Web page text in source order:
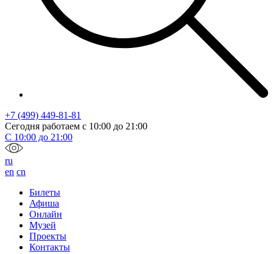
+7 (499) 449-81-81
Сегодня работаем с 10:00 до 21:00
С 10:00 до 21:00
ru
en cn
Билеты
Афиша
Онлайн
Музей
Проекты
Контакты